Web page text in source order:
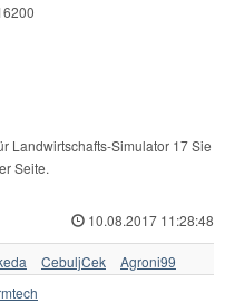
Landwirtschafts-Simulator 17 Sie
Seite.
10.08.2017 11:28:48
CebuljCek
Agroni99